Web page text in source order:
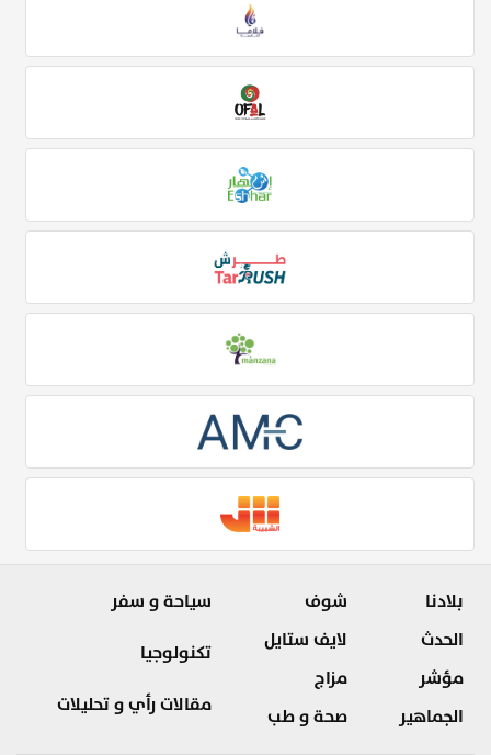
بلادنا
الحدث
مؤشر
الجماهير
شوف
لايف ستايل
مزاج
صحة و طب
سياحة و سفر
تكنولوجيا
مقالات رأي و تحليلات